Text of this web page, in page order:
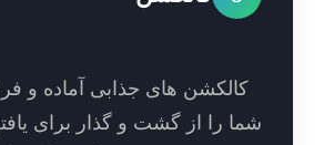
های جذابی آماده و فراهم شده
را از گشت و گذار برای یافتن سری